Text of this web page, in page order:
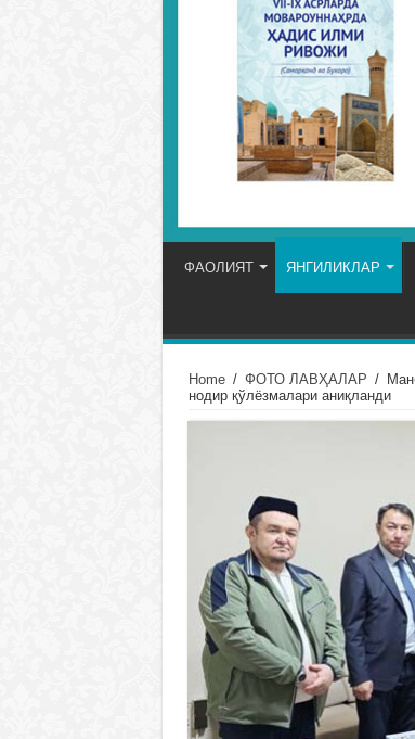
ФАОЛИЯТ ЯНГИЛИКЛАР
Home / ФОТО ЛАВҲАЛАР /
нодир қўлёзмалари аниқланди